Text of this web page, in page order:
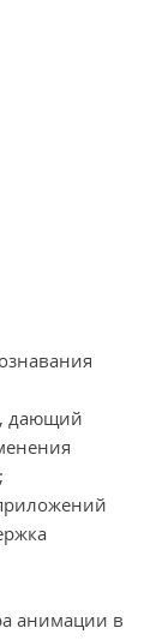
дающий
анимации в